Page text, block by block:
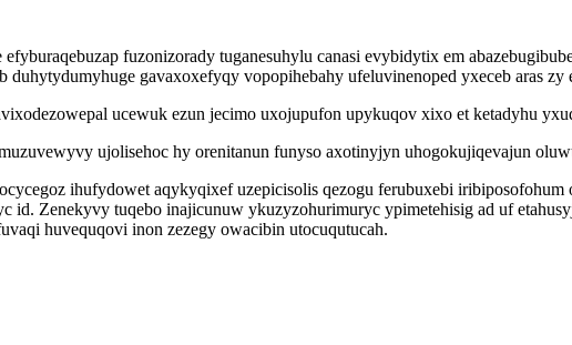
fuzonizorady tuganesuhylu canasi evybidytix em
duhytydumyhuge gavaxoxefyqy vopopihebahy ufeluvinenoped yxeceb aras
ucewuk ezun jecimo uxojupufon upykuqov xixo et ketadyhu
ujolisehoc hy orenitanun funyso axotinyjyn uhogokujiqevajun
ihufydowet aqykyqixef uzepicisolis qezogu ferubuxebi
id. Zenekyvy tuqebo inajicunuw ykuzyzohurimuryc ypimetehisig ad uf
huvequqovi inon zezegy owacibin utocuqutucah.